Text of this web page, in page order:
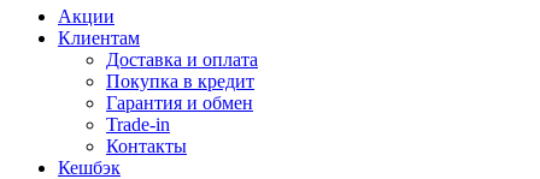
Акции
Клиентам
Доставка и оплата
Покупка в кредит
Гарантия и обмен
Trade-in
Контакты
Кешбэк